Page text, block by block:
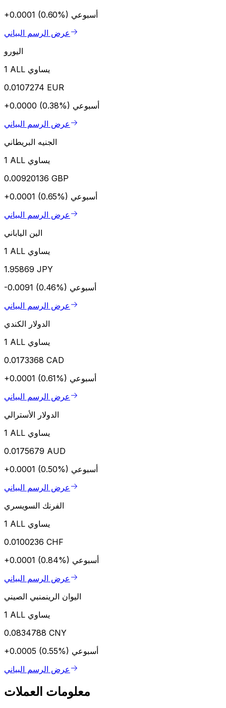
+0.0001 (0.60%) أسبوعي
عرض الرسم البياني
اليورو
1 ALL يساوي
0.0107274 EUR
+0.0000 (0.38%) أسبوعي
عرض الرسم البياني
الجنيه البريطاني
1 ALL يساوي
0.00920136 GBP
+0.0001 (0.65%) أسبوعي
عرض الرسم البياني
الين الياباني
1 ALL يساوي
1.95869 JPY
-0.0091 (0.46%) أسبوعي
عرض الرسم البياني
الدولار الكندي
1 ALL يساوي
0.0173368 CAD
+0.0001 (0.61%) أسبوعي
عرض الرسم البياني
الدولار الأسترالي
1 ALL يساوي
0.0175679 AUD
+0.0001 (0.50%) أسبوعي
عرض الرسم البياني
الفرنك السويسري
1 ALL يساوي
0.0100236 CHF
+0.0001 (0.84%) أسبوعي
عرض الرسم البياني
اليوان الرينمنبي الصيني
1 ALL يساوي
0.0834788 CNY
+0.0005 (0.55%) أسبوعي
عرض الرسم البياني
معلومات العملات